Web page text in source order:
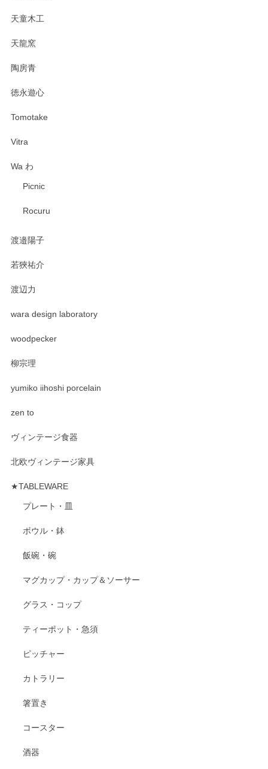
天童木工
天龍窯
陶房青
徳永遊心
Tomotake
Vitra
Wa わ
Picnic
Rocuru
渡邉陽子
若狹祐介
渡辺力
wara design laboratory
woodpecker
柳宗理
yumiko iihoshi porcelain
zen to
ヴィンテージ食器
北欧ヴィンテージ家具
★TABLEWARE
プレート・皿
ボウル・鉢
飯碗・碗
マグカップ・カップ＆ソーサー
グラス・コップ
ティーポット・急須
ピッチャー
カトラリー
箸置き
コースター
酒器